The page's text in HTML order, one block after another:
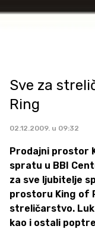
Sve za
Ring
02.12.2009. u 09:32
Prodajni prostor
spratu u BBI
za sve ljubitelje
prostoru King of
streličarstvo.
kao i ostali